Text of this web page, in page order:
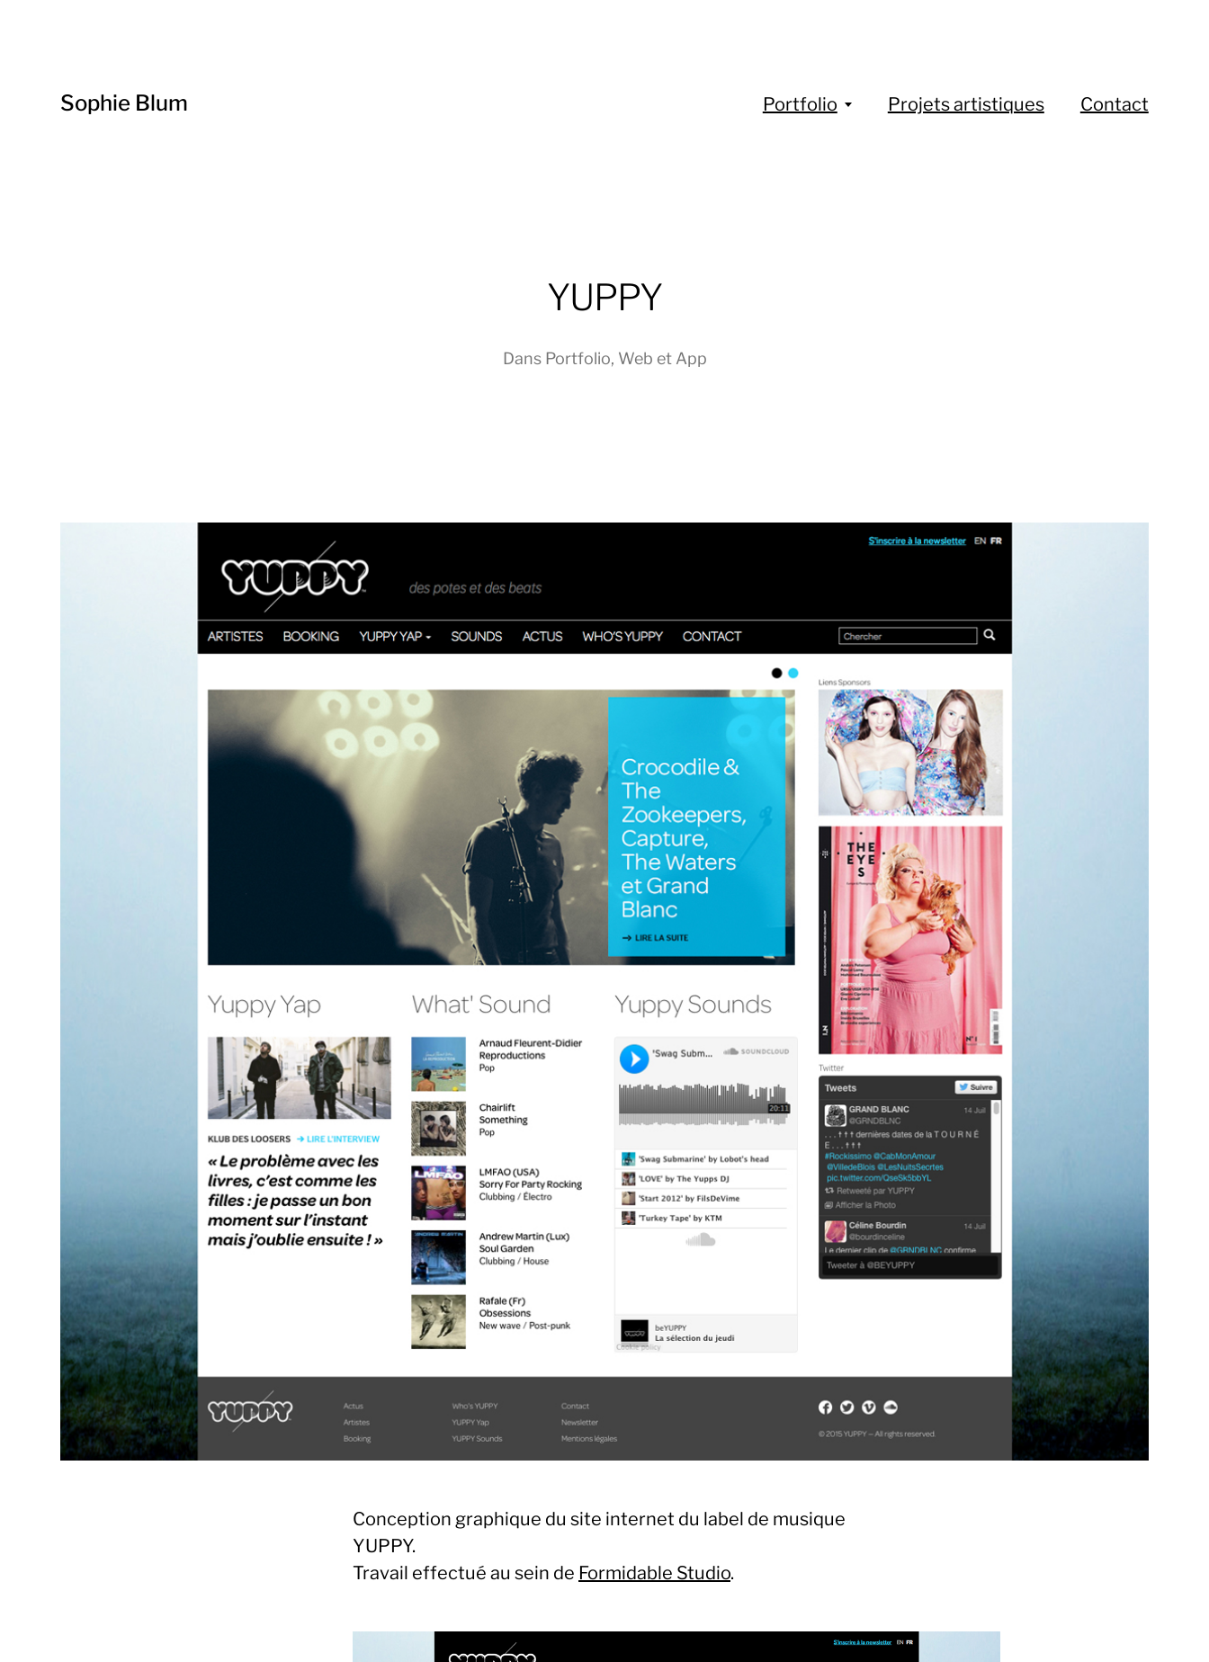
Sophie Blum Portfolio Projets artistiques Contact
YUPPY
Dans Portfolio, Web et App
Conception graphique du site internet du label de musique
YUPPY.
Travail effectué au sein de Formidable Studio.